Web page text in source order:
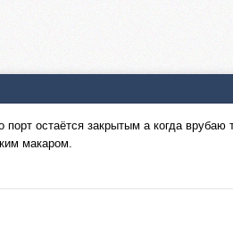
остаётся закрытым а когда врубаю
макаром.